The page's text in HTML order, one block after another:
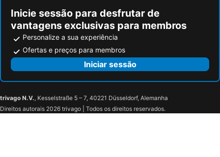
Inicie sessão para desfrutar de
vantagens exclusivas para membros
Personalize a sua experiência
Ofertas e preços para membros
Iniciar sessão
trivago N.V., Kesselstraße 5 – 7, 40221 Düsseldorf, Alemanha
Direitos autorais 2026 trivago | Todos os direitos reservados.